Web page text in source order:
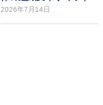
「Techtou...
2026年7月14日